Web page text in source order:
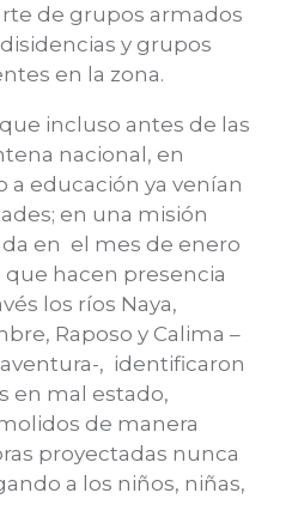
de grupos armados
disidencias y grupos
en la zona.
incluso antes de las
nacional, en
a educación ya venían
en una misión
en el mes de enero
que hacen presencia
los ríos Naya,
, Raposo y Calima –
, identificaron
en mal estado,
de manera
proyectadas nunca
a los niños, niñas,